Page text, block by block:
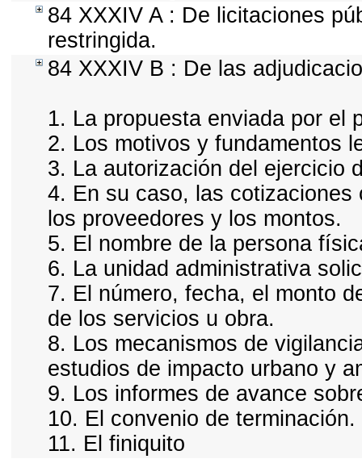
84 XXXIV A : De licitaciones
restringida.
84 XXXIV B : De las
1. La propuesta enviada por el
2. Los motivos y fundamentos
3. La autorización del ejercicio
4. En su caso, las
los proveedores y los montos.
5. El nombre de la persona
6. La unidad administrativa
7. El número, fecha, el monto
de los servicios u obra.
8. Los mecanismos de
estudios de impacto urbano y
9. Los informes de avance
10. El convenio de terminación.
11. El finiquito